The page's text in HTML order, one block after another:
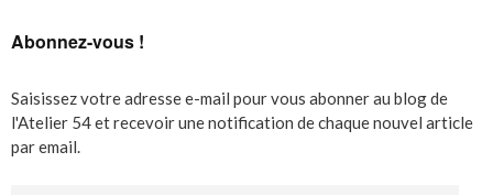
Abonnez-vous !
Saisissez votre adresse e-mail pour vous abonner au blog de
l'Atelier 54 et recevoir une notification de chaque nouvel article
par email.